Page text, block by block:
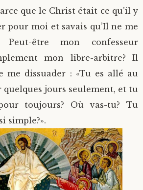
que le Christ était ce qu’il y
pour moi et savais qu’Il ne me
être mon confesseur
mon libre-arbitre? Il
me dissuader : «Tu es allé au
jours seulement, et tu
toujours? Où vas-tu? Tu
simple?».